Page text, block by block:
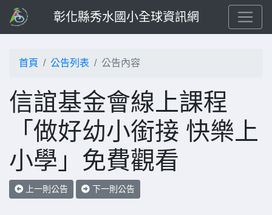
彰化縣秀水國小全球資訊網
首頁 公告列表 公告內容
信誼基金會線上課程
「做好幼小銜接 快樂上
小學」免費觀看
上一則公告 下一則公告